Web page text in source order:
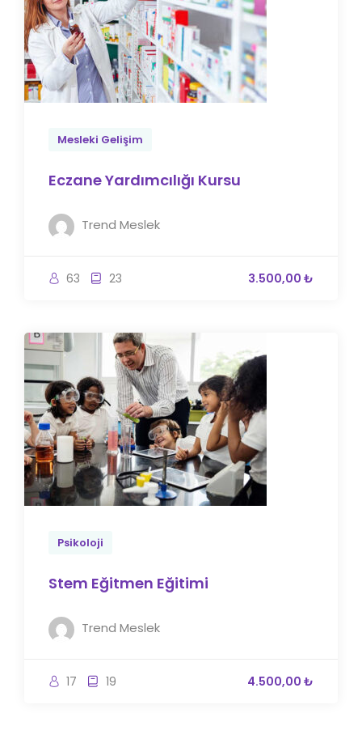
Mesleki Gelişim
Eczane Yardımcılığı Kursu
Trend Meslek
63 23 3.500,00 ₺
Psikoloji
Stem Eğitmen Eğitimi
Trend Meslek
17 19 4.500,00 ₺